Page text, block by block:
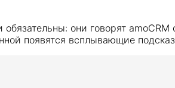
обязательны: они говорят
появятся всплывающие